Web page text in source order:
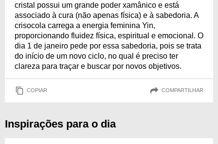
cristal possui um grande poder xamânico e está
associado à cura (não apenas física) e à sabedoria. A
crisocola carrega a energia feminina Yin,
proporcionando fluidez física, espiritual e emocional. O
dia 1 de janeiro pede por essa sabedoria, pois se trata
do início de um novo ciclo, no qual é preciso ter
clareza para traçar e buscar por novos objetivos.
COPIAR COMPARTILHAR
Inspirações para o dia